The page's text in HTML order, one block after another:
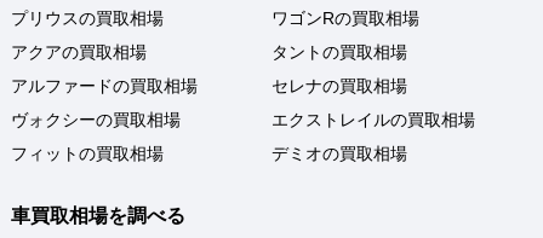
プリウスの買取相場
アクアの買取相場
アルファードの買取相場
ヴォクシーの買取相場
フィットの買取相場
ワゴンRの買取相場
タントの買取相場
セレナの買取相場
エクストレイルの買取相場
デミオの買取相場
車買取相場を調べる